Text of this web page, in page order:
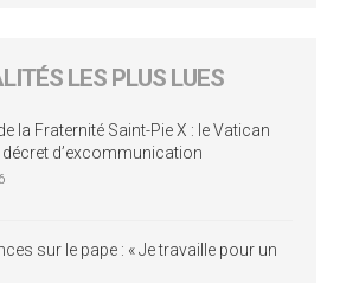
LES PLUS LUES
la Fraternité Saint-Pie X : le Vatican
décret d’excommunication
sur le pape : « Je travaille pour un